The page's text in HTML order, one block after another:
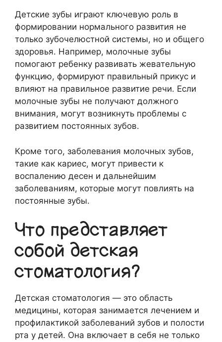
Детские зубы играют ключевую роль в
формировании нормального развития не
только зубочелюстной системы, но и общего
здоровья. Например, молочные зубы
помогают ребенку развивать жевательную
функцию, формируют правильный прикус и
влияют на правильное развитие речи. Если
молочные зубы не получают должного
внимания, могут возникнуть проблемы с
развитием постоянных зубов.
Кроме того, заболевания молочных зубов,
такие как кариес, могут привести к
воспалению десен и дальнейшим
заболеваниям, которые могут повлиять на
постоянные зубы.
Что представляет
собой детская
стоматология?
Детская стоматология — это область
медицины, которая занимается лечением и
профилактикой заболеваний зубов и полости
рта у детей. Она включает в себя не только